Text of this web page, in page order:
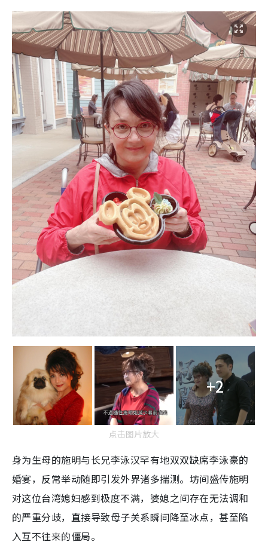
+2
点击图片放大
身为生母的施明与长兄李泳汉罕有地双双缺席李泳豪的
婚宴，反常举动随即引发外界诸多揣测。坊间盛传施明
对这位台湾媳妇感到极度不满，婆媳之间存在无法调和
的严重分歧，直接导致母子关系瞬间降至冰点，甚至陷
入互不往来的僵局。